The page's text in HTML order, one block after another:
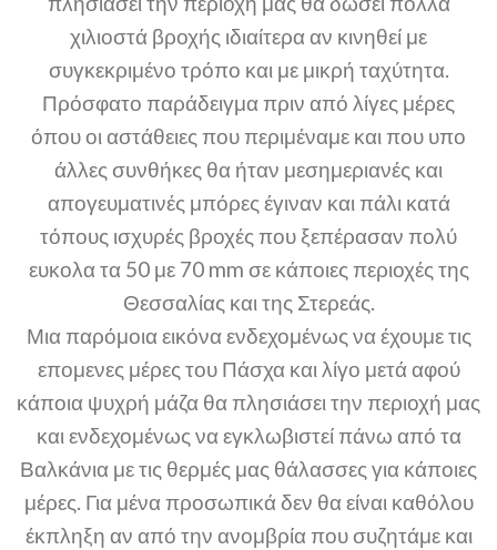
χιλιοστά βροχής ιδιαίτερα αν κινηθεί με
συγκεκριμένο τρόπο και με μικρή ταχύτητα.
Πρόσφατο παράδειγμα πριν από λίγες μέρες
όπου οι αστάθειες που περιμέναμε και που υπο
άλλες συνθήκες θα ήταν μεσημεριανές και
απογευματινές μπόρες έγιναν και πάλι κατά
τόπους ισχυρές βροχές που ξεπέρασαν πολύ
ευκολα τα 50 με 70 mm σε κάποιες περιοχές της
Θεσσαλίας και της Στερεάς.
Μια παρόμοια εικόνα ενδεχομένως να έχουμε τις
επομενες μέρες του Πάσχα και λίγο μετά αφού
κάποια ψυχρή μάζα θα πλησιάσει την περιοχή μας
και ενδεχομένως να εγκλωβιστεί πάνω από τα
Βαλκάνια με τις θερμές μας θάλασσες για κάποιες
μέρες. Για μένα προσωπικά δεν θα είναι καθόλου
έκπληξη αν από την ανομβρία που συζητάμε και